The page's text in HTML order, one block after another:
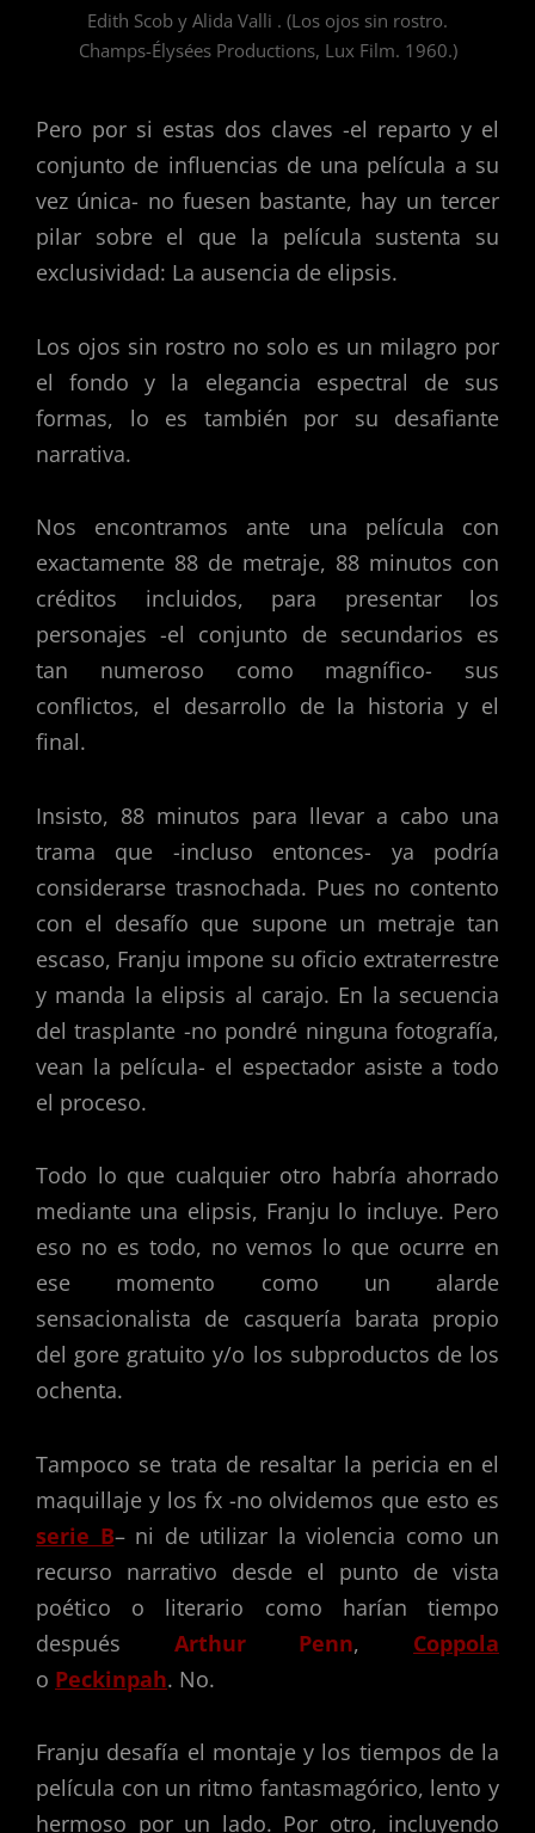
Edith Scob y Alida Valli . (Los ojos sin rostro.
Champs-Élysées Productions, Lux Film. 1960.)
Pero por si estas dos claves -el reparto y el
conjunto de influencias de una película a su
vez única- no fuesen bastante, hay un tercer
pilar sobre el que la película sustenta su
exclusividad: La ausencia de elipsis.
Los ojos sin rostro no solo es un milagro por
el fondo y la elegancia espectral de sus
formas, lo es también por su desafiante
narrativa.
Nos encontramos ante una película con
exactamente 88 de metraje, 88 minutos con
créditos incluidos, para presentar los
personajes -el conjunto de secundarios es
tan numeroso como magnífico- sus
conflictos, el desarrollo de la historia y el
final.
Insisto, 88 minutos para llevar a cabo una
trama que -incluso entonces- ya podría
considerarse trasnochada. Pues no contento
con el desafío que supone un metraje tan
escaso, Franju impone su oficio extraterrestre
y manda la elipsis al carajo. En la secuencia
del trasplante -no pondré ninguna fotografía,
vean la película- el espectador asiste a todo
el proceso.
Todo lo que cualquier otro habría ahorrado
mediante una elipsis, Franju lo incluye. Pero
eso no es todo, no vemos lo que ocurre en
ese momento como un alarde
sensacionalista de casquería barata propio
del gore gratuito y/o los subproductos de los
ochenta.
Tampoco se trata de resaltar la pericia en el
maquillaje y los fx -no olvidemos que esto es
serie B– ni de utilizar la violencia como un
recurso narrativo desde el punto de vista
poético o literario como harían tiempo
después Arthur Penn, Coppola
o Peckinpah. No.
Franju desafía el montaje y los tiempos de la
película con un ritmo fantasmagórico, lento y
hermoso por un lado. Por otro, incluyendo